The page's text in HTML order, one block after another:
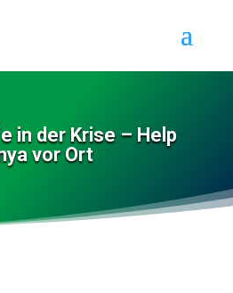
in der Krise – Help
vor Ort